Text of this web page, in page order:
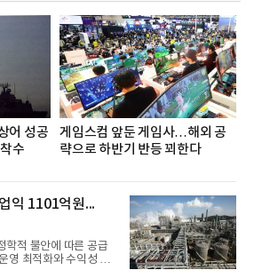
는 NH농협캐피탈 MZ
자율 참여조직으로, 조
상을 위한 다양한 활동
로운 영향력을 조직전
어 성공
수
게임스컴 앞둔 게임사…해외 공
략으로 하반기 반등 꾀한다
익 1101억원...
학적 불안에 따른 공급
영 최적화와 수익성 중